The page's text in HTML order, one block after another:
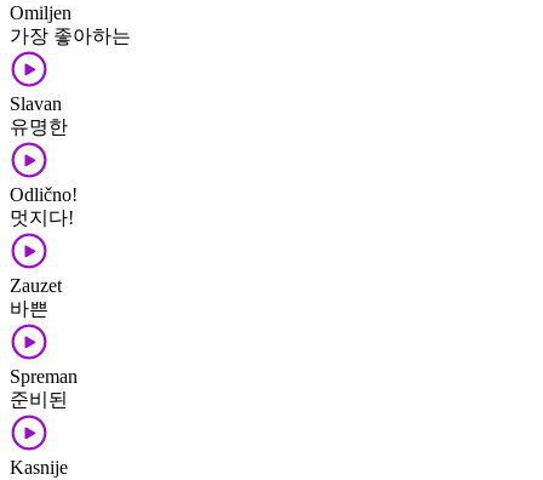
Omiljen
가장 좋아하는
Slavan
유명한
Odlično!
멋지다!
Zauzet
바쁜
Spreman
준비된
Kasnije